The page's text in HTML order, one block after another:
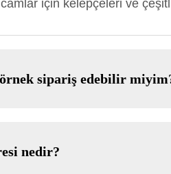
camlar için kelepçeleri ve
sipariş edebilir
nedir?